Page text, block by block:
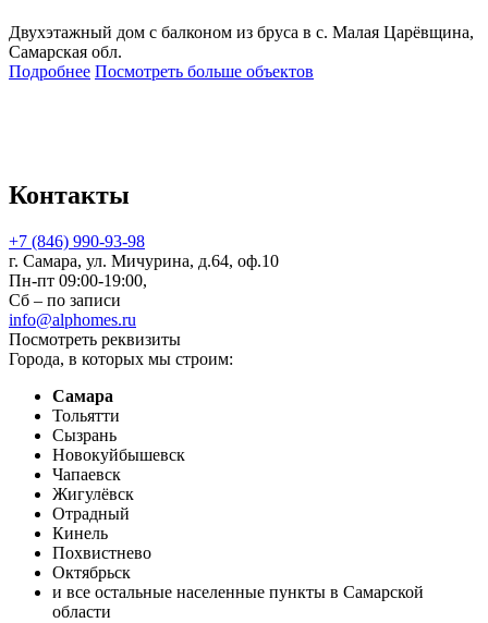
Двухэтажный дом с балконом из бруса в с. Малая Царёвщина,
Самарская обл.
Подробнее Посмотреть больше объектов
Контакты
+7 (846) 990-93-98
г. Самара, ул. Мичурина, д.64, оф.10
Пн-пт 09:00-19:00,
Сб – по записи
info@alphomes.ru
Посмотреть реквизиты
Города, в которых мы строим:
Самара
Тольятти
Сызрань
Новокуйбышевск
Чапаевск
Жигулёвск
Отрадный
Кинель
Похвистнево
Октябрьск
и все остальные населенные пункты в Самарской
области